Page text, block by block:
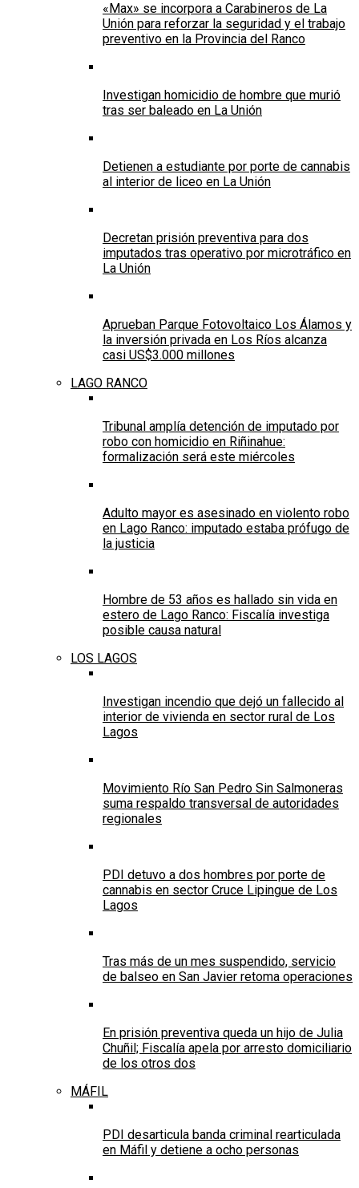
«Max» se incorpora a Carabineros de La
Unión para reforzar la seguridad y el trabajo
preventivo en la Provincia del Ranco
Investigan homicidio de hombre que murió
tras ser baleado en La Unión
Detienen a estudiante por porte de cannabis
al interior de liceo en La Unión
Decretan prisión preventiva para dos
imputados tras operativo por microtráfico en
La Unión
Aprueban Parque Fotovoltaico Los Álamos y
la inversión privada en Los Ríos alcanza
casi US$3.000 millones
LAGO RANCO
Tribunal amplía detención de imputado por
robo con homicidio en Riñinahue:
formalización será este miércoles
Adulto mayor es asesinado en violento robo
en Lago Ranco: imputado estaba prófugo de
la justicia
Hombre de 53 años es hallado sin vida en
estero de Lago Ranco: Fiscalía investiga
posible causa natural
LOS LAGOS
Investigan incendio que dejó un fallecido al
interior de vivienda en sector rural de Los
Lagos
Movimiento Río San Pedro Sin Salmoneras
suma respaldo transversal de autoridades
regionales
PDI detuvo a dos hombres por porte de
cannabis en sector Cruce Lipingue de Los
Lagos
Tras más de un mes suspendido, servicio
de balseo en San Javier retoma operaciones
En prisión preventiva queda un hijo de Julia
Chuñil; Fiscalía apela por arresto domiciliario
de los otros dos
MÁFIL
PDI desarticula banda criminal rearticulada
en Máfil y detiene a ocho personas